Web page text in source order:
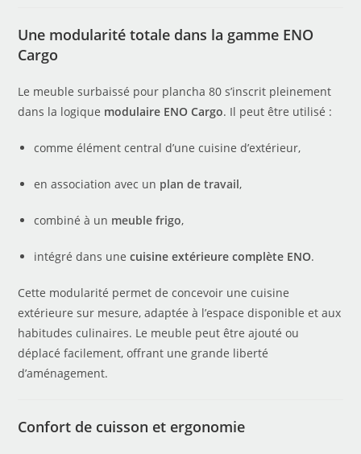
Une modularité totale dans la gamme ENO
Cargo
Le meuble surbaissé pour plancha 80 s’inscrit pleinement
dans la logique modulaire ENO Cargo. Il peut être utilisé :
comme élément central d’une cuisine d’extérieur,
en association avec un plan de travail,
combiné à un meuble frigo,
intégré dans unecuisine extérieure complète ENO.
Cette modularité permet de concevoir une cuisine
extérieure sur mesure, adaptée à l’espace disponible et aux
habitudes culinaires. Le meuble peut être ajouté ou
déplacé facilement, offrant une grande liberté
d’aménagement.
Confort de cuisson et ergonomie